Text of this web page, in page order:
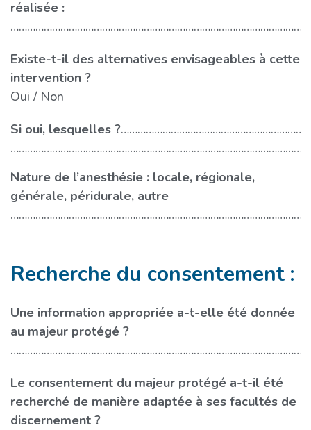
réalisée :
Existe-t-il des alternatives envisageables à cette
intervention ?
Oui
Non
Si oui, lesquelles ?
Nature de l’anesthésie : locale, régionale,
générale, péridurale, autre
Recherche du consentement :
Une information appropriée a-t-elle été donnée
au majeur protégé ?
Le consentement du majeur protégé a-t-il été
recherché de manière adaptée à ses facultés de
discernement ?